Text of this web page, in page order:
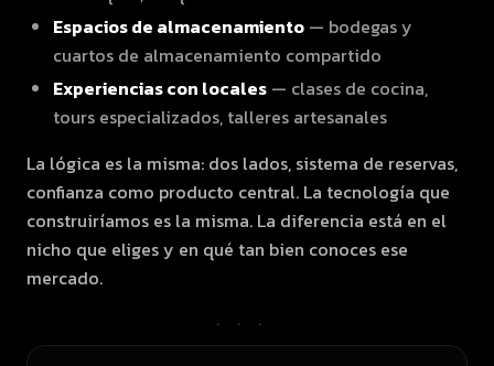
Espacios de almacenamiento — bodegas y
cuartos de almacenamiento compartido
Experiencias con locales — clases de cocina,
tours especializados, talleres artesanales
La lógica es la misma: dos lados, sistema de reservas,
confianza como producto central. La tecnología que
construiríamos es la misma. La diferencia está en el
nicho que eliges y en qué tan bien conoces ese
mercado.
···